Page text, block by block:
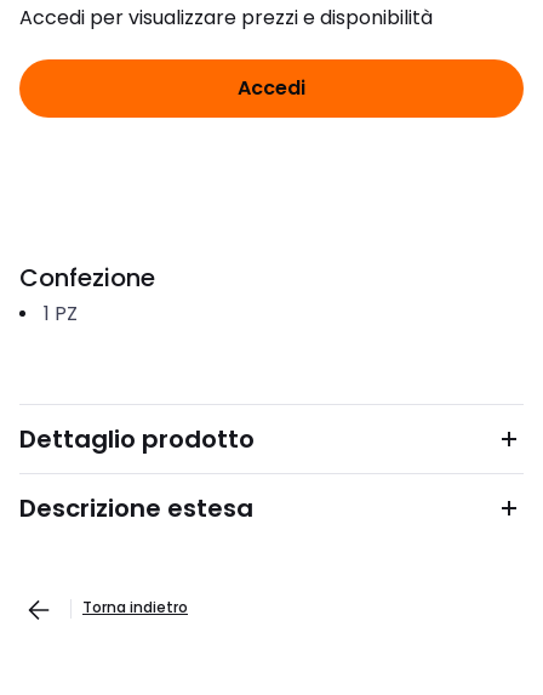
Accedi per visualizzare prezzi e disponibilità
Accedi
Confezione
1 PZ
Dettaglio prodotto
Descrizione estesa
Torna indietro